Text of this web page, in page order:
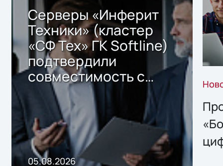
Серверы «Инферит
Техники» (кластер
«СФ Тех» ГК Softline)
подтвердили
совместимость с
решением Sharx
Storage 2.x для
хранения данных
05.08.2026